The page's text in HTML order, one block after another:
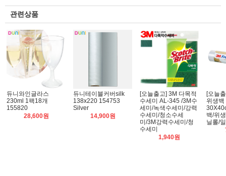
관련상품
듀니와인글라스
230ml 1팩18개
155820
28,600원
듀니테이블커버silk
138x220 154753
Silver
14,900원
[오늘출고] 3M 다목적
수세미 AL-345 /3M수
세미/녹색수세미/강력
수세미/청소수세
미/3M강력수세미/청
수세미
1,940원
[오늘
위생백
백/위
닐롤/